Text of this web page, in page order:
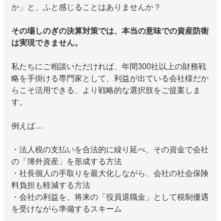
か」と、ふと感じることはありませんか？
その場しのぎの決算対策では、本当の意味での資産防衛
は実現できません。
私たちにご相談いただければ、年間300社以上の財務戦
略を手掛ける専門家として、利益が出ている会社様だか
らこそ活用できる、より戦略的な選択肢をご提案しま
す。
例えば…
・法人税の支払いを合法的に繰り延べ、その資金で会社
の「簿外資産」を形成する方法
・社長個人の手取りを最大化しながら、会社の社会保険
料負担も軽減する方法
・会社の利益を、将来の「役員退職金」として税制優遇
を受けながら準備するスキーム